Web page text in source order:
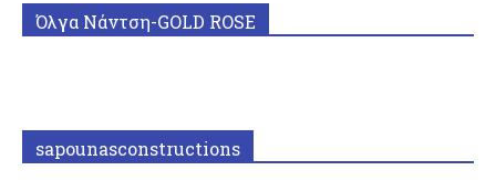
Όλγα Νάντση-GOLD ROSE
sapounasconstructions